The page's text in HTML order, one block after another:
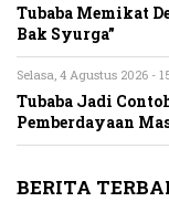
Tubaba Memikat
Bak Syurga”
Selasa, 4 Agustus 2026 -
Tubaba Jadi
Pemberdayaan
BERITA